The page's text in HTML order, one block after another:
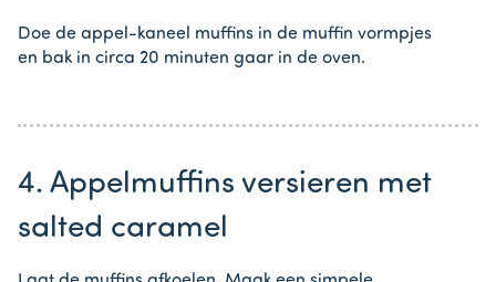
Doe de appel-kaneel muffins in de muffin vormpjes
en bak in circa 20 minuten gaar in de oven.
4. Appelmuffins versieren met
salted caramel